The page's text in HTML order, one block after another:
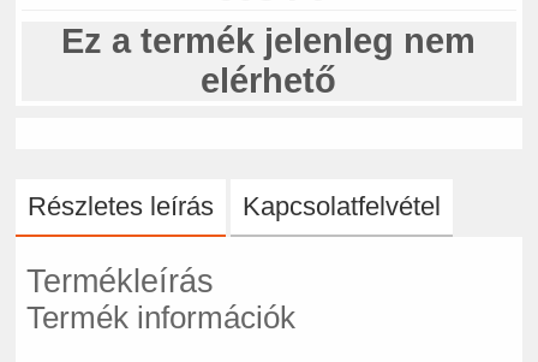
Ez a termék jelenleg nem
elérhető
Részletes leírás Kapcsolatfelvétel
Termékleírás
Termék információk